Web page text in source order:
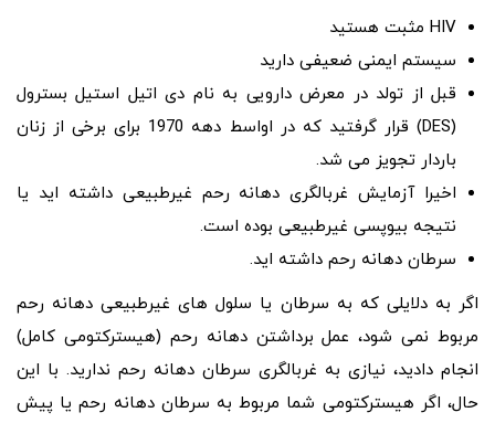
HIV مثبت هستید
سیستم ایمنی ضعیفی دارید
قبل از تولد در معرض دارویی به نام دی اتیل استیل بسترول
(DES) قرار گرفتید که در اواسط دهه 1970 برای برخی از زنان
باردار تجویز می شد.
اخیرا آزمایش غربالگری دهانه رحم غیرطبیعی داشته اید یا
نتیجه بیوپسی غیرطبیعی بوده است.
سرطان دهانه رحم داشته اید.
اگر به دلایلی که به سرطان یا سلول های غیرطبیعی دهانه رحم
مربوط نمی شود، عمل برداشتن دهانه رحم (هیسترکتومی کامل)
انجام دادید، نیازی به غربالگری سرطان دهانه رحم ندارید. با این
حال، اگر هیسترکتومی شما مربوط به سرطان دهانه رحم یا پیش